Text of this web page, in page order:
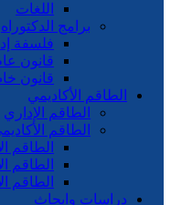
اللغات
برامج الدكتوراه
فلسفة
قانون
قانون
الطاقم الأكاديمي
الطاقم الإداري
الطاقم
الطاقم
الطاقم
الطاقم
دراسات وابحاث